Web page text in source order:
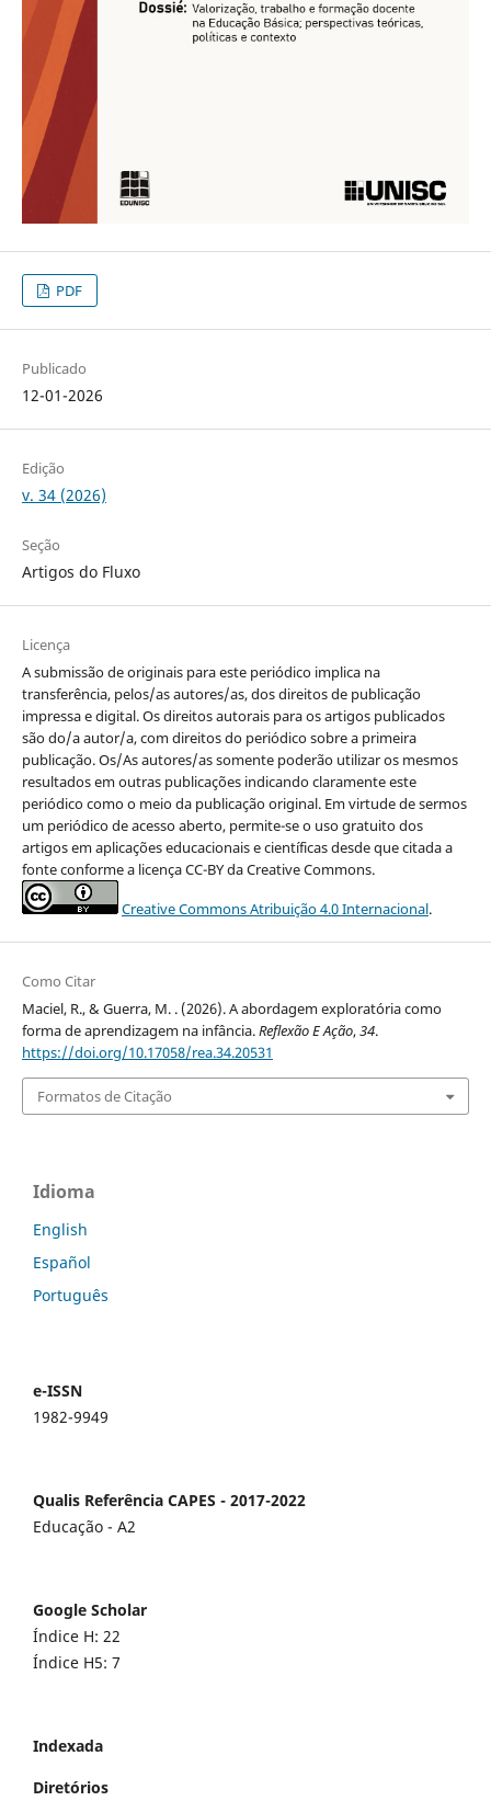
PDF
Publicado
12-01-2026
Edição
v. 34 (2026)
Seção
Artigos do Fluxo
Licença
A submissão de originais para este periódico implica na
transferência, pelos/as autores/as, dos direitos de publicação
impressa e digital. Os direitos autorais para os artigos publicados
são do/a autor/a, com direitos do periódico sobre a primeira
publicação. Os/As autores/as somente poderão utilizar os mesmos
resultados em outras publicações indicando claramente este
periódico como o meio da publicação original. Em virtude de sermos
um periódico de acesso aberto, permite-se o uso gratuito dos
artigos em aplicações educacionais e científicas desde que citada a
fonte conforme a licença CC-BY da Creative Commons.
Creative Commons Atribuição 4.0 Internacional.
Como Citar
Maciel, R., & Guerra, M. . (2026). A abordagem exploratória como
forma de aprendizagem na infância.Reflexão E Ação,34.
https://doi.org/10.17058/rea.34.20531
Formatos de Citação
Idioma
English
Español
Português
e-ISSN
1982-9949
Qualis Referência CAPES - 2017-2022
Educação - A2
Google Scholar
Índice H: 22
Índice H5: 7
Indexada
Diretórios